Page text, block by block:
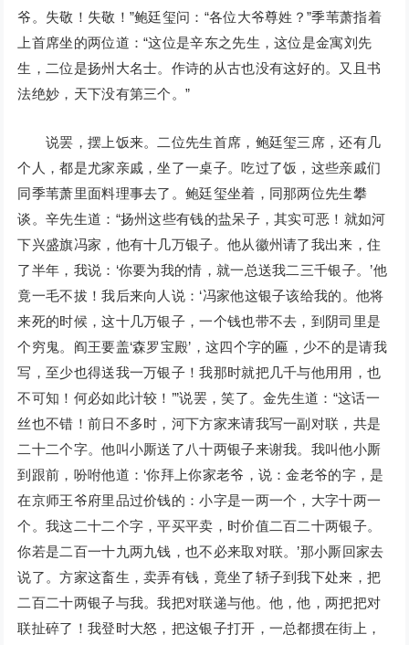
爷。失敬！失敬！”鲍廷玺问：“各位大爷尊姓？”季苇萧指着
上首席坐的两位道：“这位是辛东之先生，这位是金寓刘先
生，二位是扬州大名士。作诗的从古也没有这好的。又且书
法绝妙，天下没有第三个。”
说罢，摆上饭来。二位先生首席，鲍廷玺三席，还有几
个人，都是尤家亲戚，坐了一桌子。吃过了饭，这些亲戚们
同季苇萧里面料理事去了。鲍廷玺坐着，同那两位先生攀
谈。辛先生道：“扬州这些有钱的盐呆子，其实可恶！就如河
下兴盛旗冯家，他有十几万银子。他从徽州请了我出来，住
了半年，我说：‘你要为我的情，就一总送我二三千银子。’他
竟一毛不拔！我后来向人说：‘冯家他这银子该给我的。他将
来死的时候，这十几万银子，一个钱也带不去，到阴司里是
个穷鬼。阎王要盖‘森罗宝殿’，这四个字的匾，少不的是请我
写，至少也得送我一万银子！我那时就把几千与他用用，也
不可知！何必如此计较！’”说罢，笑了。金先生道：“这话一
丝也不错！前日不多时，河下方家来请我写一副对联，共是
二十二个字。他叫小厮送了八十两银子来谢我。我叫他小厮
到跟前，吩咐他道：‘你拜上你家老爷，说：金老爷的字，是
在京师王爷府里品过价钱的：小字是一两一个，大字十两一
个。我这二十二个字，平买平卖，时价值二百二十两银子。
你若是二百一十九两九钱，也不必来取对联。’那小厮回家去
说了。方家这畜生，卖弄有钱，竟坐了轿子到我下处来，把
二百二十两银子与我。我把对联递与他。他，他，两把把对
联扯碎了！我登时大怒，把这银子打开，一总都掼在街上，